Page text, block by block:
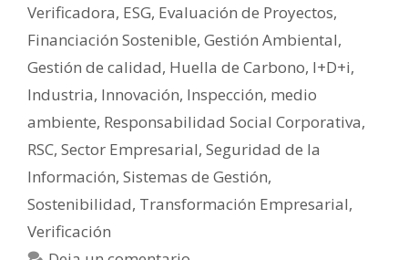
Verificadora, ESG, Evaluación de Proyectos,
Financiación Sostenible, Gestión Ambiental,
Gestión de calidad, Huella de Carbono, I+D+i,
Industria, Innovación, Inspección, medio
ambiente, Responsabilidad Social Corporativa,
RSC, Sector Empresarial, Seguridad de la
Información, Sistemas de Gestión,
Sostenibilidad, Transformación Empresarial,
Verificación